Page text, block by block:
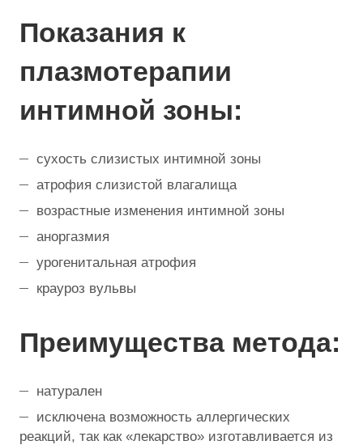
Показания к
плазмотерапии
интимной зоны:
сухость слизистых интимной зоны
атрофия слизистой влагалища
возрастные изменения интимной зоны
аноргазмия
урогенитальная атрофия
крауроз вульвы
Преимущества метода:
натурален
исключена возможность аллергических
реакций, так как «лекарство» изготавливается из